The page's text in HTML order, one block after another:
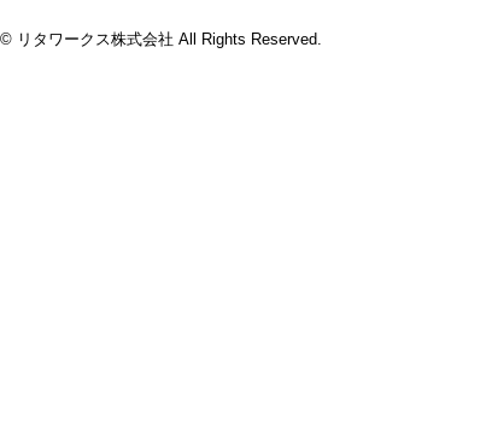
© リタワークス株式会社 All Rights Reserved.